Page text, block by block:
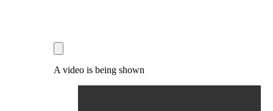
A video is being shown